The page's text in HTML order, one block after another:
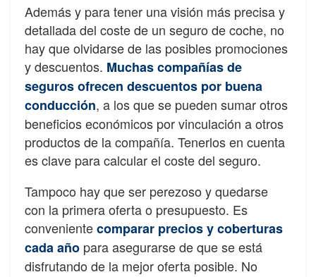
Además y para tener una visión más precisa y
detallada del coste de un seguro de coche, no
hay que olvidarse de las posibles promociones
y descuentos. Muchas compañías de
seguros ofrecen descuentos por buena
conducción, a los que se pueden sumar otros
beneficios económicos por vinculación a otros
productos de la compañía. Tenerlos en cuenta
es clave para calcular el coste del seguro.
Tampoco hay que ser perezoso y quedarse
con la primera oferta o presupuesto. Es
convenientecomparar precios y coberturas
cada año para asegurarse de que se está
disfrutando de la mejor oferta posible. No